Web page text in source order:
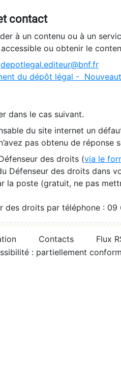
contact
à un contenu ou à un
ou obtenir le
depotlegal.editeur@bnf.fr
du dépôt légal -
dans le cas suivant.
du site internet un
pas obtenu de réponse
des droits (via le
Défenseur des droits dans
la poste (gratuit, ne pas
des droits par téléphone :
Contacts
Flux
: partiellement